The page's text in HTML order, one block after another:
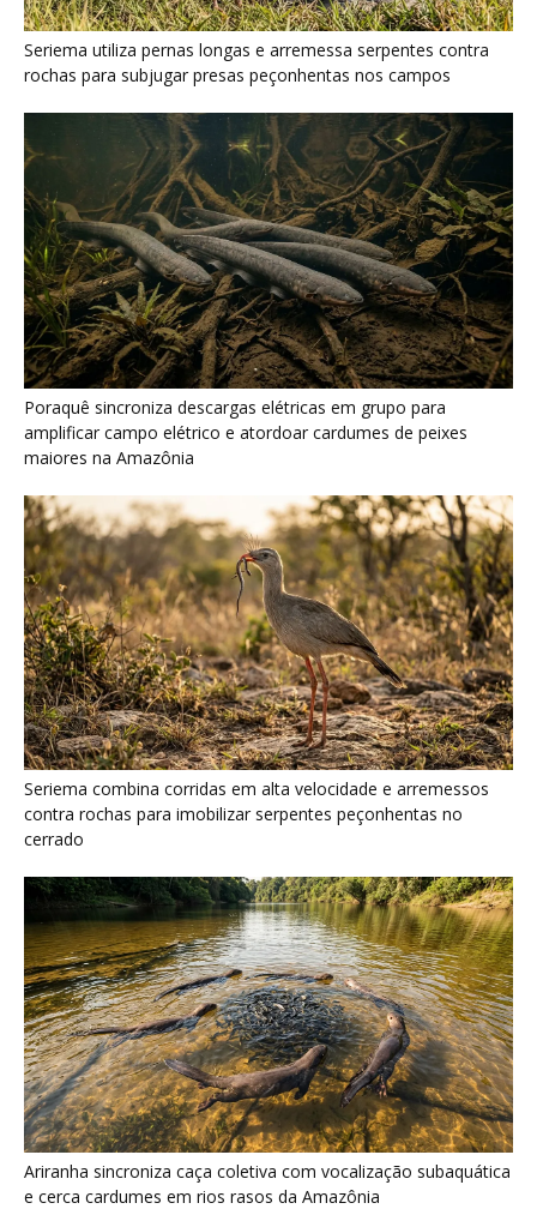
Poraquê sincroniza descargas elétricas em grupo para
amplificar campo elétrico e atordoar cardumes de peixes
maiores na Amazônia
Seriema combina corridas em alta velocidade e arremessos
contra rochas para imobilizar serpentes peçonhentas no
cerrado
Ariranha sincroniza caça coletiva com vocalização subaquática
e cerca cardumes em rios rasos da Amazônia
Surucucu detecta calor pela fosseta loreal e prepara ataque de
emboscada no escuro da floresta